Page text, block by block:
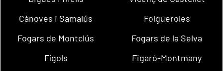
Cànoves i Samalús
Folgueroles
Fogars de Montclús
Fogars de la Selva
Fígols
Figaró-Montmany